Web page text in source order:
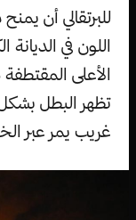
للبرتقالي أن
اللون في
الأعلى
تظهر البطل
غريب يمر عبر